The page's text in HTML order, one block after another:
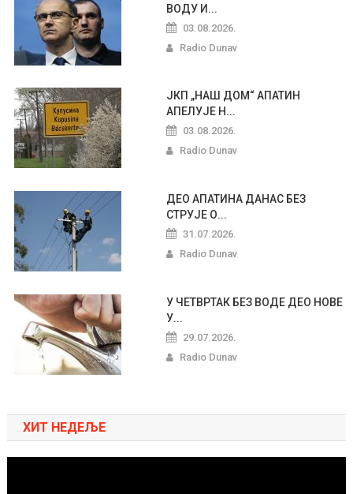
ВОДУ И...
03.08.2026.
Radio Dunav
ЈКП „НАШ ДОМ“ АПАТИН
АПЕЛУЈЕ Н...
03.08.2026.
Radio Dunav
ДЕО АПАТИНА ДАНАС БЕЗ
СТРУЈЕ О...
31.07.2026.
Radio Dunav
У ЧЕТВРТАК БЕЗ ВОДЕ ДЕО НОВЕ
У...
29.07.2026.
Radio Dunav
ХИТ НЕДЕЉЕ